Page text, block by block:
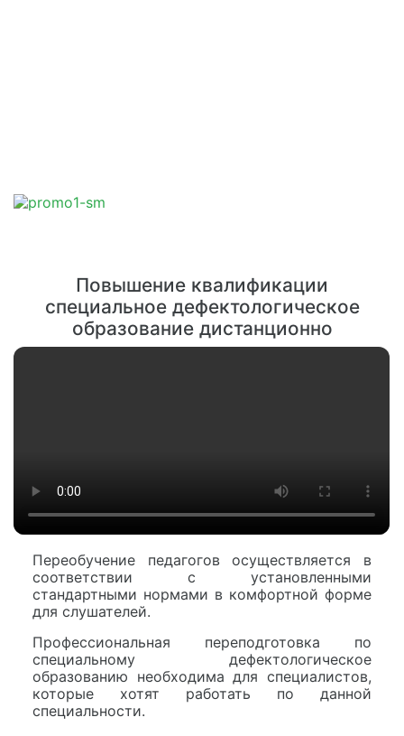
Повышение квалификации
специальное дефектологическое
образование дистанционно
Переобучение педагогов осуществляется в
соответствии с установленными
стандартными нормами в комфортной форме
для слушателей.
Профессиональная переподготовка по
специальному дефектологическое
образованию необходима для специалистов,
которые хотят работать по данной
специальности.